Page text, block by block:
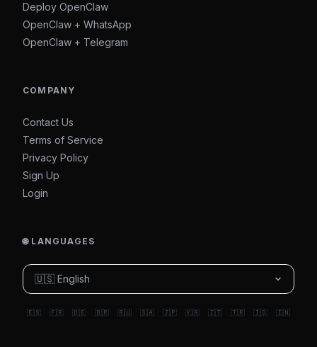
Deploy OpenClaw
OpenClaw + WhatsApp
OpenClaw + Telegram
COMPANY
Contact Us
Terms of Service
Privacy Policy
Sign Up
Login
🌐 LANGUAGES
🇺🇸 English
🇪🇸 🇫🇷 🇩🇪 🇧🇷 🇷🇺 🇸🇦 🇯🇵 🇰🇷 🇮🇹 🇹🇷 🇮🇩 🇮🇳